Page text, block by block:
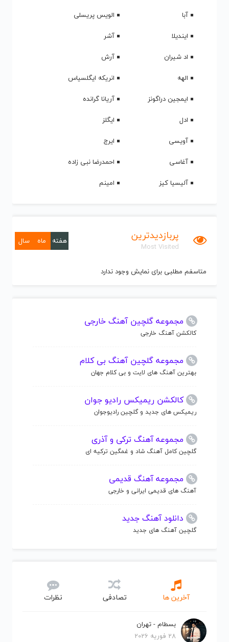
آبا
الویس پریسلی
ایندیلا
آشر
اد شیران
آرش
الهه
انریکه ایگلسیاس
ایمجین دراگونز
آریانا گرانده
ادل
ایگلز
آویسی
ایرج
آغاسی
احمدرضا نبی زاده
آلیسیا کیز
امینم
پربازدیدترین
Most Visited
هفته ماه سال
متاسفم مطلبی برای نمایش وجود ندارد
مجموعه گلچین آهنگ خارجی
کالکشن آهنگ خارجی
مجموعه گلچین آهنگ بی کلام
بهترین آهنگ های لایت و بی کلام جهان
کالکشن ریمیکس رادیو جوان
ریمیکس های جدید و گلچین رادیوجوان
مجموعه آهنگ ترکی و آذری
گلچین کامل آهنگ شاد و غمگین ترکیه ای
مجموعه آهنگ قدیمی
آهنگ های قدیمی ایرانی و خارجی
دانلود آهنگ جدید
گلچین آهنگ های جدید
آخرین ها تصادفی نظرات
بسطام - تهران
28 فوریه 2026